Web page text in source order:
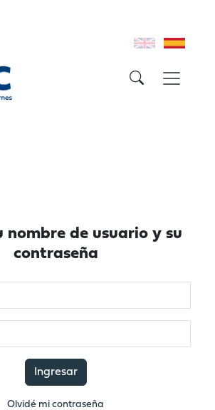
nombre de usuario y su
contraseña
Ingresar
Olvidé mi contraseña